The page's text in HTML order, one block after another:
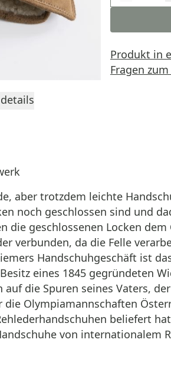
Produkt in
Fragen
aber trotzdem leichte
noch geschlossen sind und
geschlossenen Locken
verbunden, da die Felle
Handschuhgeschäft ist
eines 1845 gegründeten
die Spuren seines Vaters,
Olympiamannschaften
beliefert
von internationalem